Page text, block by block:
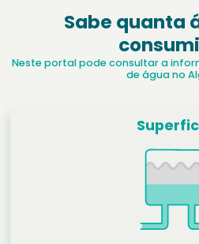
Sabe quanta
Neste portal pode consultar a
de água no